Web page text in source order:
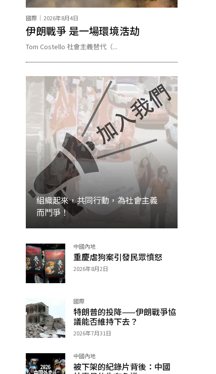
國際 2026年8月4日
伊朗戰爭 是一場環境浩劫
Tom Costello 社會主義替代（...
組織起來，共同行動，為社會主義
而鬥爭！
加入 中國內地
重慶虐狗案引發民眾憤怒
2026年8月2日
國際
特朗普的投降——伊朗戰爭協
議能否維持下去？
2026年7月31日
中國內地
被下架的紀錄片背後：中國